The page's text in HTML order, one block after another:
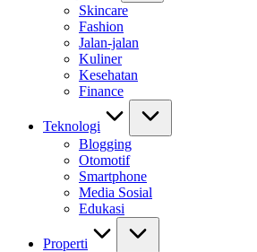
Skincare
Fashion
Jalan-jalan
Kuliner
Kesehatan
Finance
Teknologi
Blogging
Otomotif
Smartphone
Media Sosial
Edukasi
Properti